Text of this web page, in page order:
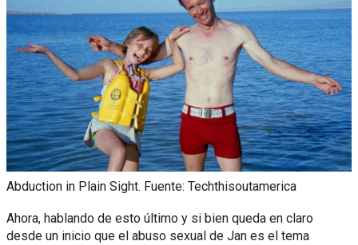
Abduction in Plain Sight. Fuente: Techthisoutamerica
Ahora, hablando de esto último y si bien queda en claro
desde un inicio que el abuso sexual de Jan es el tema